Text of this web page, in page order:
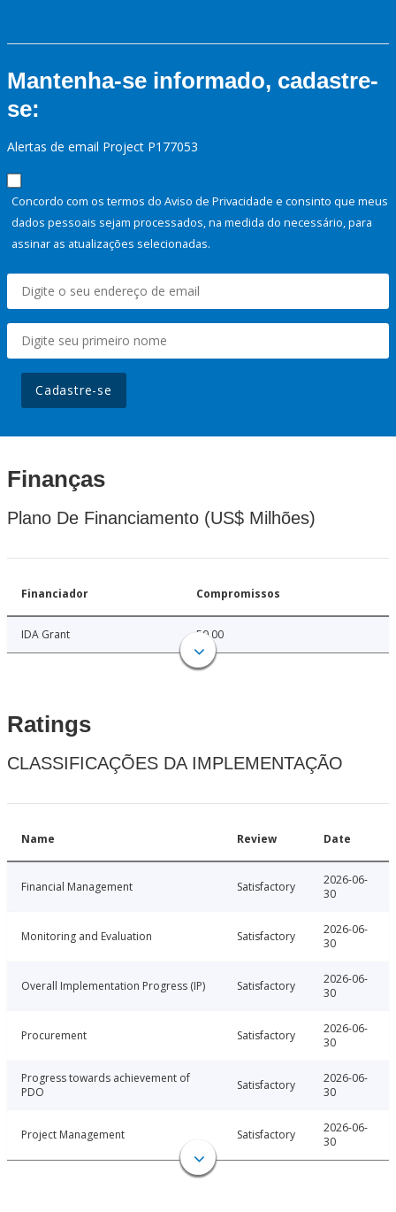
Mantenha-se informado, cadastre-
se:
Alertas de email Project P177053
Concordo com os termos do Aviso de Privacidade e consinto que meus
dados pessoais sejam processados, na medida do necessário, para
assinar as atualizações selecionadas.
Cadastre-se
Finanças
Plano De Financiamento (US$ Milhões)
Financiador Compromissos
IDA Grant 50.00
Ratings
CLASSIFICAÇÕES DA IMPLEMENTAÇÃO
Name Review Date
Financial Management Satisfactory
2026-06-
30
Monitoring and Evaluation Satisfactory
2026-06-
30
Overall Implementation Progress (IP) Satisfactory
2026-06-
30
Procurement Satisfactory
2026-06-
30
Progress towards achievement of
PDO
Satisfactory
2026-06-
30
Project Management Satisfactory
2026-06-
30